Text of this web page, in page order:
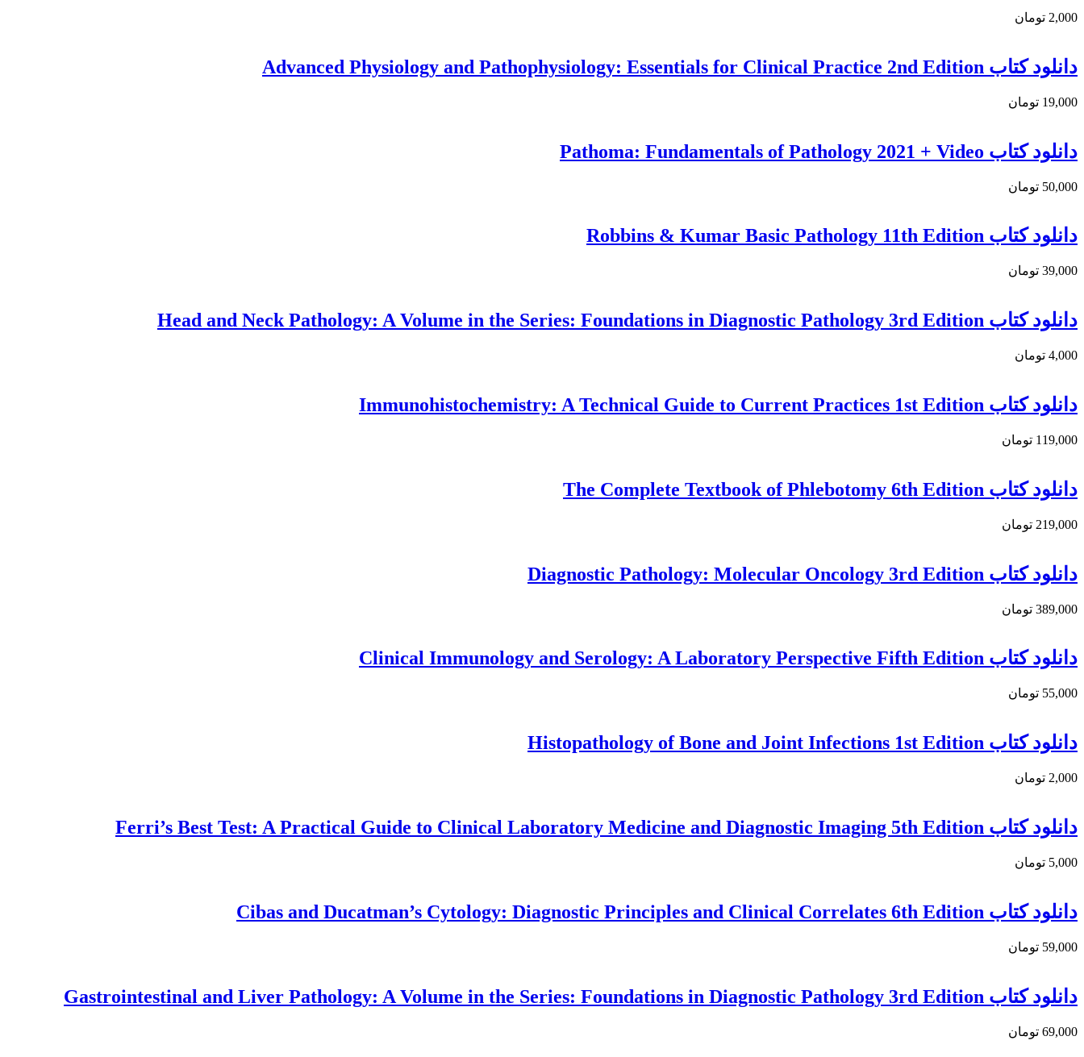
2,000 تومان
دانلود كتاب Advanced Physiology and Pathophysiology: Essentials for Clinical Practice 2nd Edition
19,000 تومان
دانلود كتاب Pathoma: Fundamentals of Pathology 2021 + Video
50,000 تومان
دانلود كتاب Robbins & Kumar Basic Pathology 11th Edition
39,000 تومان
دانلود کتاب Head and Neck Pathology: A Volume in the Series: Foundations in Diagnostic Pathology 3rd Edition
4,000 تومان
دانلود كتاب Immunohistochemistry: A Technical Guide to Current Practices 1st Edition
119,000 تومان
دانلود کتاب The Complete Textbook of Phlebotomy 6th Edition
219,000 تومان
دانلود کتاب Diagnostic Pathology: Molecular Oncology 3rd Edition
389,000 تومان
دانلود كتاب Clinical Immunology and Serology: A Laboratory Perspective Fifth Edition
55,000 تومان
دانلود کتاب Histopathology of Bone and Joint Infections 1st Edition
2,000 تومان
دانلود کتاب Ferri’s Best Test: A Practical Guide to Clinical Laboratory Medicine and Diagnostic Imaging 5th Edition
5,000 تومان
دانلود کتاب Cibas and Ducatman’s Cytology: Diagnostic Principles and Clinical Correlates 6th Edition
59,000 تومان
دانلود کتاب Gastrointestinal and Liver Pathology: A Volume in the Series: Foundations in Diagnostic Pathology 3rd Edition
69,000 تومان